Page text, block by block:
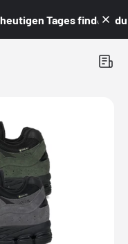
Tages findest du